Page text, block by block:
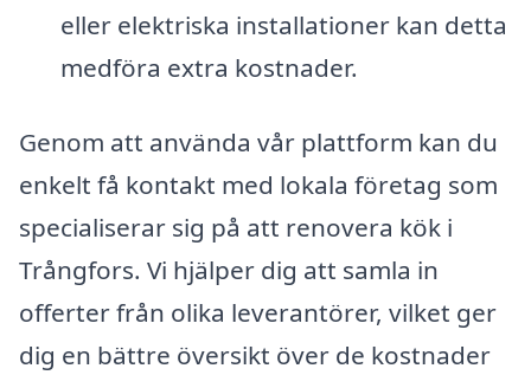
eller elektriska installationer kan detta
medföra extra kostnader.
Genom att använda vår plattform kan du
enkelt få kontakt med lokala företag som
specialiserar sig på att renovera kök i
Trångfors. Vi hjälper dig att samla in
offerter från olika leverantörer, vilket ger
dig en bättre översikt över de kostnader